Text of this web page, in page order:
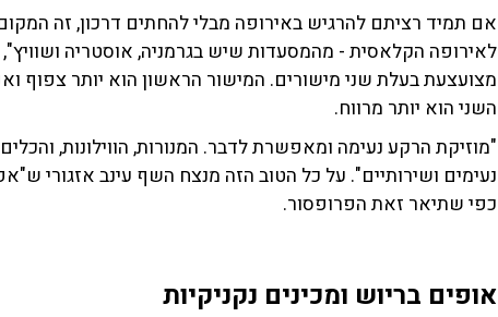
אם תמיד רציתם להרגיש באירופה מבלי להחתים דרכון, זה
לאירופה הקלאסית - מהמסעדות שיש בגרמניה, אוסטריה
מצועצעת בעלת שני מישורים. המישור הראשון הוא יותר צפוף
השני הוא יותר מרווח.
"מוזיקת הרקע נעימה ומאפשרת לדבר. המנורות, הווילונות,
נעימים ושירותיים". על כל הטוב הזה מנצח השף עינב אזגורי
כפי שתיאר זאת הפרופסור.
אופים בריוש ומכינים נקניקיות